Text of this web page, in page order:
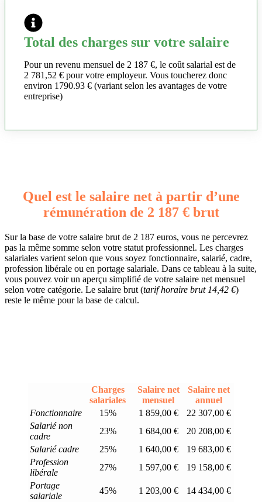
Total des charges sur votre salaire
Pour un revenu mensuel de 2 187 €, le coût salarial est de
2 781,52 € pour votre employeur. Vous toucherez donc
environ 1790.93 € (variant selon les avantages de votre
entreprise)
Quel est le salaire net à partir d’une
rémunération de 2 187 € brut
Sur la base de votre salaire brut de 2 187 euros, vous ne percevrez
pas la même somme selon votre statut professionnel. Les charges
salariales varient selon que vous soyez fonctionnaire, salarié, cadre,
profession libérale ou en portage salariale. Dans ce tableau à la suite,
vous pouvez voir un aperçu simplifié de votre salaire net mensuel
selon votre catégorie. Le salaire brut (tarif horaire brut 14,42 €)
reste le même pour la base de calcul.
Charges
salariales
Salaire net
mensuel
Salaire net
annuel
Fonctionnaire
15% 1 859,00 €
22 307,00 €
Salarié non
cadre
23% 1 684,00 €
20 208,00 €
Salarié cadre
25% 1 640,00 €
19 683,00 €
Profession
libérale
27% 1 597,00 €
19 158,00 €
Portage
salariale
45% 1 203,00 € 14 434,00 €